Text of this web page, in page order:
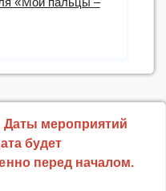
Даты мероприятий
будет
перед началом.